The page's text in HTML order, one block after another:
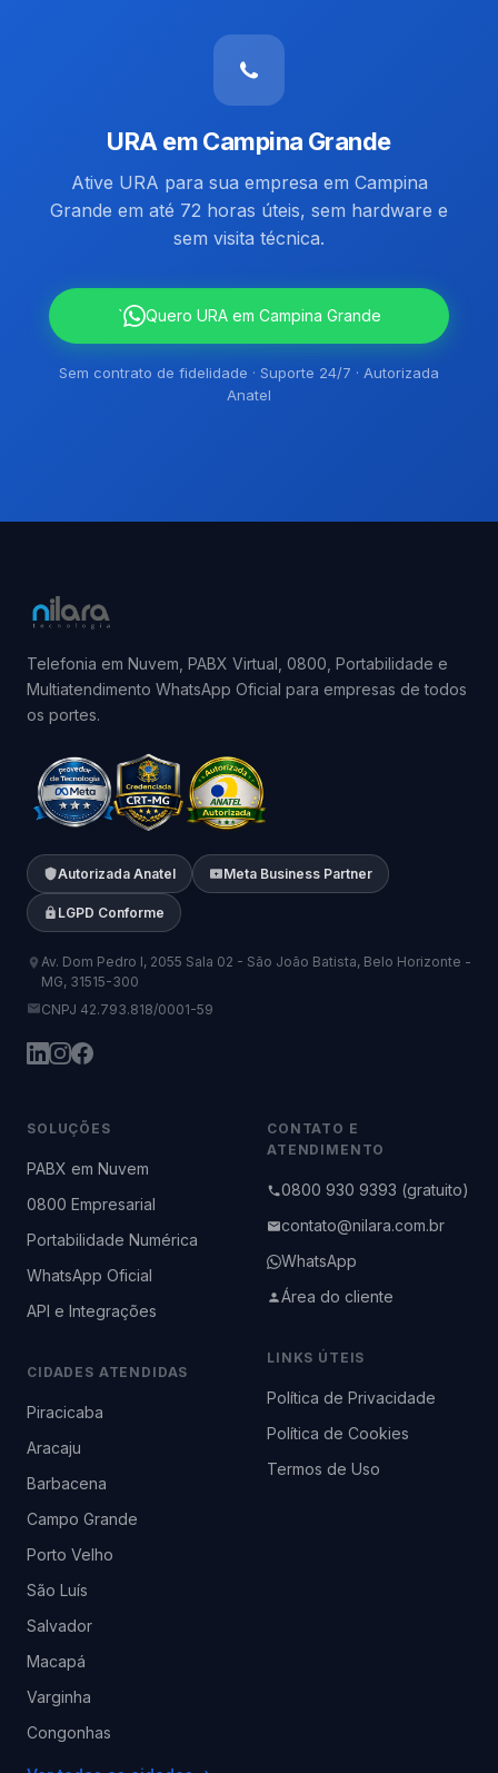
URA em Campina Grande
Ative URA para sua empresa em Campina
Grande em até 72 horas úteis, sem hardware e
sem visita técnica.
` Quero URA em Campina Grande
Sem contrato de fidelidade · Suporte 24/7 · Autorizada
Anatel
Telefonia em Nuvem, PABX Virtual, 0800, Portabilidade e
Multiatendimento WhatsApp Oficial para empresas de todos
os portes.
Autorizada Anatel Meta Business Partner
LGPD Conforme
Av. Dom Pedro I, 2055 Sala 02 - São João Batista, Belo Horizonte -
MG, 31515-300
CNPJ 42.793.818/0001-59
SOLUÇÕES
PABX em Nuvem
0800 Empresarial
Portabilidade Numérica
WhatsApp Oficial
API e Integrações
CIDADES ATENDIDAS
Piracicaba
Aracaju
Barbacena
Campo Grande
Porto Velho
São Luís
Salvador
Macapá
Varginha
Congonhas
CONTATO E
ATENDIMENTO
0800 930 9393 (gratuito)
contato@nilara.com.br
WhatsApp
Área do cliente
LINKS ÚTEIS
Política de Privacidade
Política de Cookies
Termos de Uso